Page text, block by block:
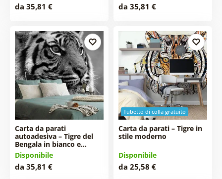
da 35,81 € da 35,81 €
Carta da parati
autoadesiva – Tigre del
Bengala in bianco e…
Disponibile
da 35,81 €
Tubetto di colla gratuito
Carta da parati – Tigre in
stile moderno
Disponibile
da 25,58 €